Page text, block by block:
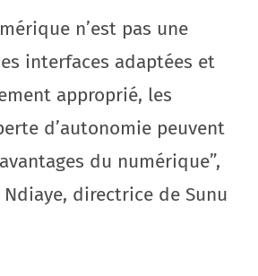
n’est pas une
interfaces adaptées et
approprié, les
d’autonomie peuvent
du numérique”,
directrice de Sunu